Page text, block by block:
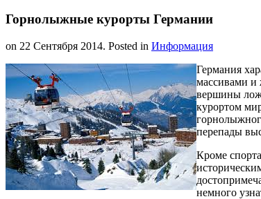
Горнолыжные курорты Германии
on 22 Сентября 2014. Posted in Информация
Германия
массивами и
вершины
курортом
перепады
Кроме
немного